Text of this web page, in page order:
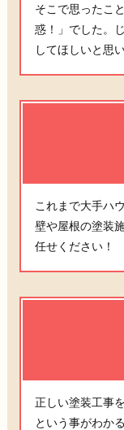
そこで思ったこ
惑！」でした。
してほしいと思
これまで大手ハ
壁や屋根の塗装
任せください！
正しい塗装工事
という事がわか